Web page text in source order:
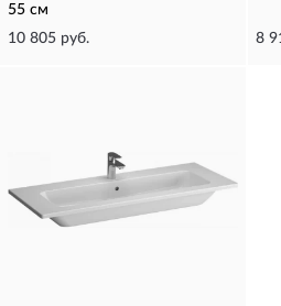
55 см
10 805 руб.
8